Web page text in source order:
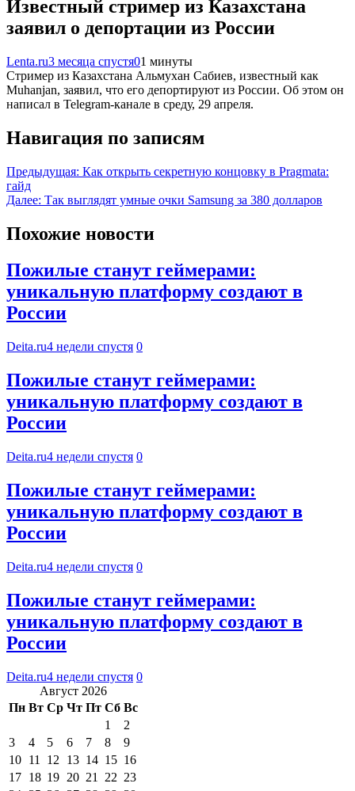
Известный стример из Казахстана
заявил о депортации из России
Lenta.ru3 месяца спустя01 минуты
Стример из Казахстана Альмухан Сабиев, известный как
Muhanjan, заявил, что его депортируют из России. Об этом он
написал в Telegram-канале в среду, 29 апреля.
Навигация по записям
Предыдущая: Как открыть секретную концовку в Pragmata:
гайд
Далее: Так выглядят умные очки Samsung за 380 долларов
Похожие новости
Пожилые станут геймерами:
уникальную платформу создают в
России
Deita.ru4 недели спустя 0
Пожилые станут геймерами:
уникальную платформу создают в
России
Deita.ru4 недели спустя 0
Пожилые станут геймерами:
уникальную платформу создают в
России
Deita.ru4 недели спустя 0
Пожилые станут геймерами:
уникальную платформу создают в
России
Deita.ru4 недели спустя 0
Август 2026
Пн Вт Ср Чт Пт Сб Вс
1
2
3
4 5 6 7 8
9
10 11 12 13 14 15 16
17 18 19 20 21 22 23